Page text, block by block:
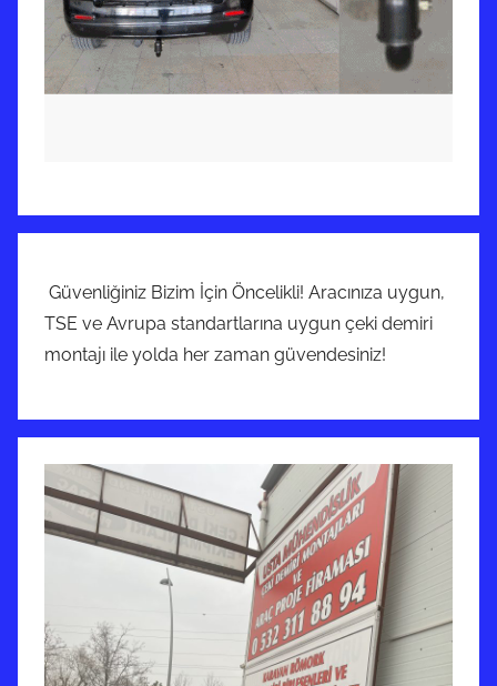
Güvenliğiniz Bizim İçin Öncelikli! Aracınıza uygun,
TSE ve Avrupa standartlarına uygun çeki demiri
montajı ile yolda her zaman güvendesiniz!